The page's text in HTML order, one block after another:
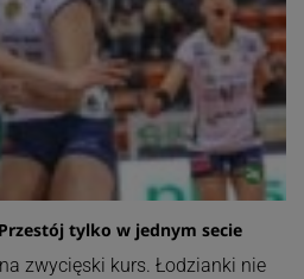
tylko w jednym secie
zwycięski kurs. Łodzianki nie